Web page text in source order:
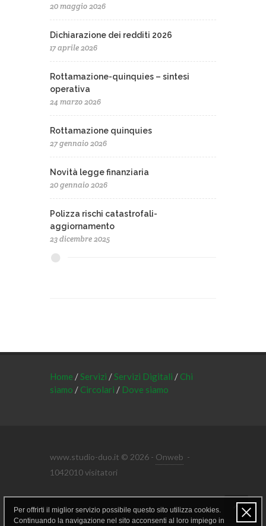
20 maggio 2026
Dichiarazione dei redditi 2026
17 aprile 2026
Rottamazione-quinquies – sintesi
operativa
24 marzo 2026
Rottamazione quinquies
27 gennaio 2026
Novità legge finanziaria
20 gennaio 2026
Polizza rischi catastrofali-
aggiornamento
23 dicembre 2025
Home /Servizi /Servizi Digitali / Chi
siamo / Circolari / Dove siamo
www.studio-duo.it © 2026 - Onweb -
1042010 visitatori
Area riservata
Per offrirti il miglior servizio possibile questo sito utilizza cookies.
Continuando la navigazione nel sito acconsenti al loro impiego in